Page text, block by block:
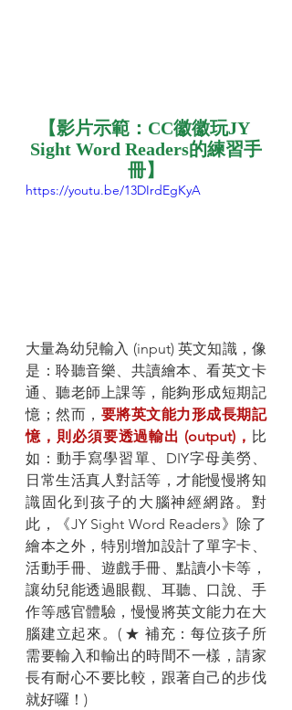
【影片示範：CC徽徽玩JY
Sight Word Readers的練習手
冊】
https://youtu.be/13DIrdEgKyA
大量為幼兒輸入 (input) 英文知識，像
是：聆聽音樂、共讀繪本、看英文卡
通、聽老師上課等，能夠形成短期記
憶；然而， 要將英文能力形成長期記
憶，則必須要透過輸出 (output)， 比
如：動手寫學習單、DIY字母美勞、
日常生活真人對話等，才能慢慢將知
識固化到孩子的大腦神經網路。對
此，《JY Sight Word Readers》除了
繪本之外，特別增加設計了單字卡、
活動手冊、遊戲手冊、點讀小卡等，
讓幼兒能透過眼觀、耳聽、口說、手
作等感官體驗，慢慢將英文能力在大
腦建立起來。( ★ 補充：每位孩子所
需要輸入和輸出的時間不一樣，請家
長有耐心不要比較，跟著自己的步伐
就好囉！)